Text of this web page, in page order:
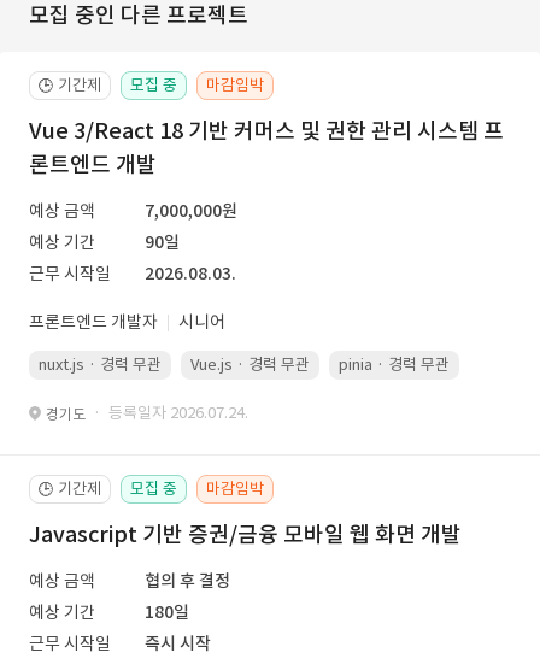
모집 중인 다른 프로젝트
🕒 기간제 모집 중 마감임박
Vue 3/React 18 기반 커머스 및 권한 관리 시스템 프
론트엔드 개발
예상 금액
7,000,000원
예상 기간
90일
근무 시작일
2026.08.03.
프론트엔드 개발자 시니어
nuxt.js · 경력 무관 Vue.js · 경력 무관 pinia · 경력 무관
경기도 · 등록일자 2026.07.24.
🕒 기간제 모집 중 마감임박
Javascript 기반 증권/금융 모바일 웹 화면 개발
예상 금액
협의 후 결정
예상 기간
180일
근무 시작일
즉시 시작